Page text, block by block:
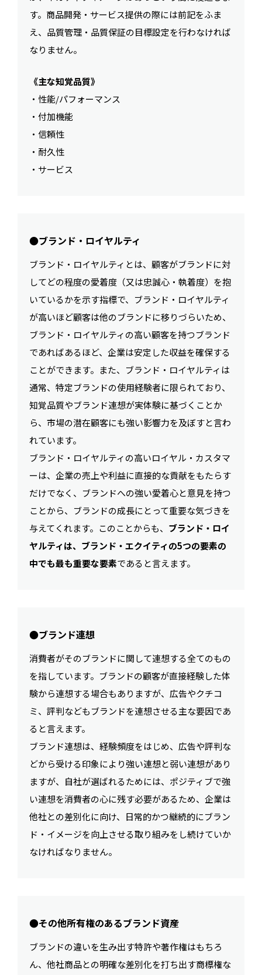
す。商品開発・サービス提供の際には前記をふま
え、品質管理・品質保証の目標設定を行わなければ
なりません。
《主な知覚品質》
・性能/パフォーマンス
・付加機能
・信頼性
・耐久性
・サービス
●ブランド・ロイヤルティ
ブランド・ロイヤルティとは、顧客がブランドに対
してどの程度の愛着度（又は忠誠心・執着度）を抱
いているかを示す指標で、ブランド・ロイヤルティ
が高いほど顧客は他のブランドに移りづらいため、
ブランド・ロイヤルティの高い顧客を持つブランド
であればあるほど、企業は安定した収益を確保する
ことができます。また、ブランド・ロイヤルティは
通常、特定ブランドの使用経験者に限られており、
知覚品質やブランド連想が実体験に基づくことか
ら、市場の潜在顧客にも強い影響力を及ぼすと言わ
れています。
ブランド・ロイヤルティの高いロイヤル・カスタマ
ーは、企業の売上や利益に直接的な貢献をもたらす
だけでなく、ブランドへの強い愛着心と意見を持つ
ことから、ブランドの成長にとって重要な気づきを
与えてくれます。このことからも、 ブランド・ロイ
ヤルティは、ブランド・エクイティの5つの要素の
中でも最も重要な要素であると言えます。
●ブランド連想
消費者がそのブランドに関して連想する全てのもの
を指しています。ブランドの顧客が直接経験した体
験から連想する場合もありますが、広告やクチコ
ミ、評判などもブランドを連想させる主な要因であ
ると言えます。
ブランド連想は、経験頻度をはじめ、広告や評判な
どから受ける印象により強い連想と弱い連想があり
ますが、自社が選ばれるためには、ポジティブで強
い連想を消費者の心に残す必要があるため、企業は
他社との差別化に向け、日常的かつ継続的にブラン
ド・イメージを向上させる取り組みをし続けていか
なければなりません。
●その他所有権のあるブランド資産
ブランドの違いを生み出す特許や著作権はもちろ
ん、他社商品との明確な差別化を打ち出す商標権な